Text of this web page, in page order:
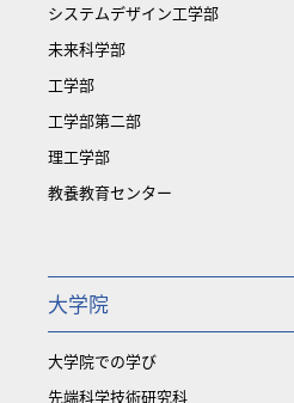
システムデザイン工学部
未来科学部
工学部
工学部第二部
理工学部
教養教育センター
大学院
大学院での学び
先端科学技術研究科